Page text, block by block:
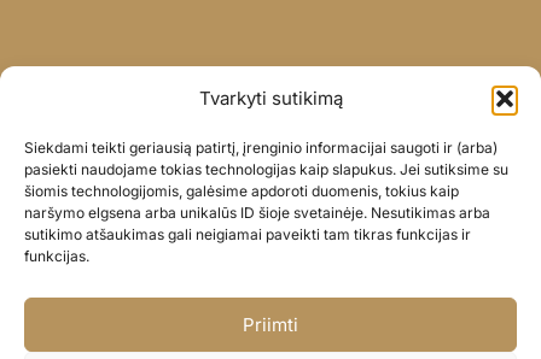
Tvarkyti sutikimą
Siekdami teikti geriausią patirtį, įrenginio informacijai saugoti ir (arba)
pasiekti naudojame tokias technologijas kaip slapukus. Jei sutiksime su
šiomis technologijomis, galėsime apdoroti duomenis, tokius kaip
naršymo elgsena arba unikalūs ID šioje svetainėje. Nesutikimas arba
sutikimo atšaukimas gali neigiamai paveikti tam tikras funkcijas ir
funkcijas.
Priimti
Didmena
Darbų portfolio
Privatumo politika
Parduotuvės politika